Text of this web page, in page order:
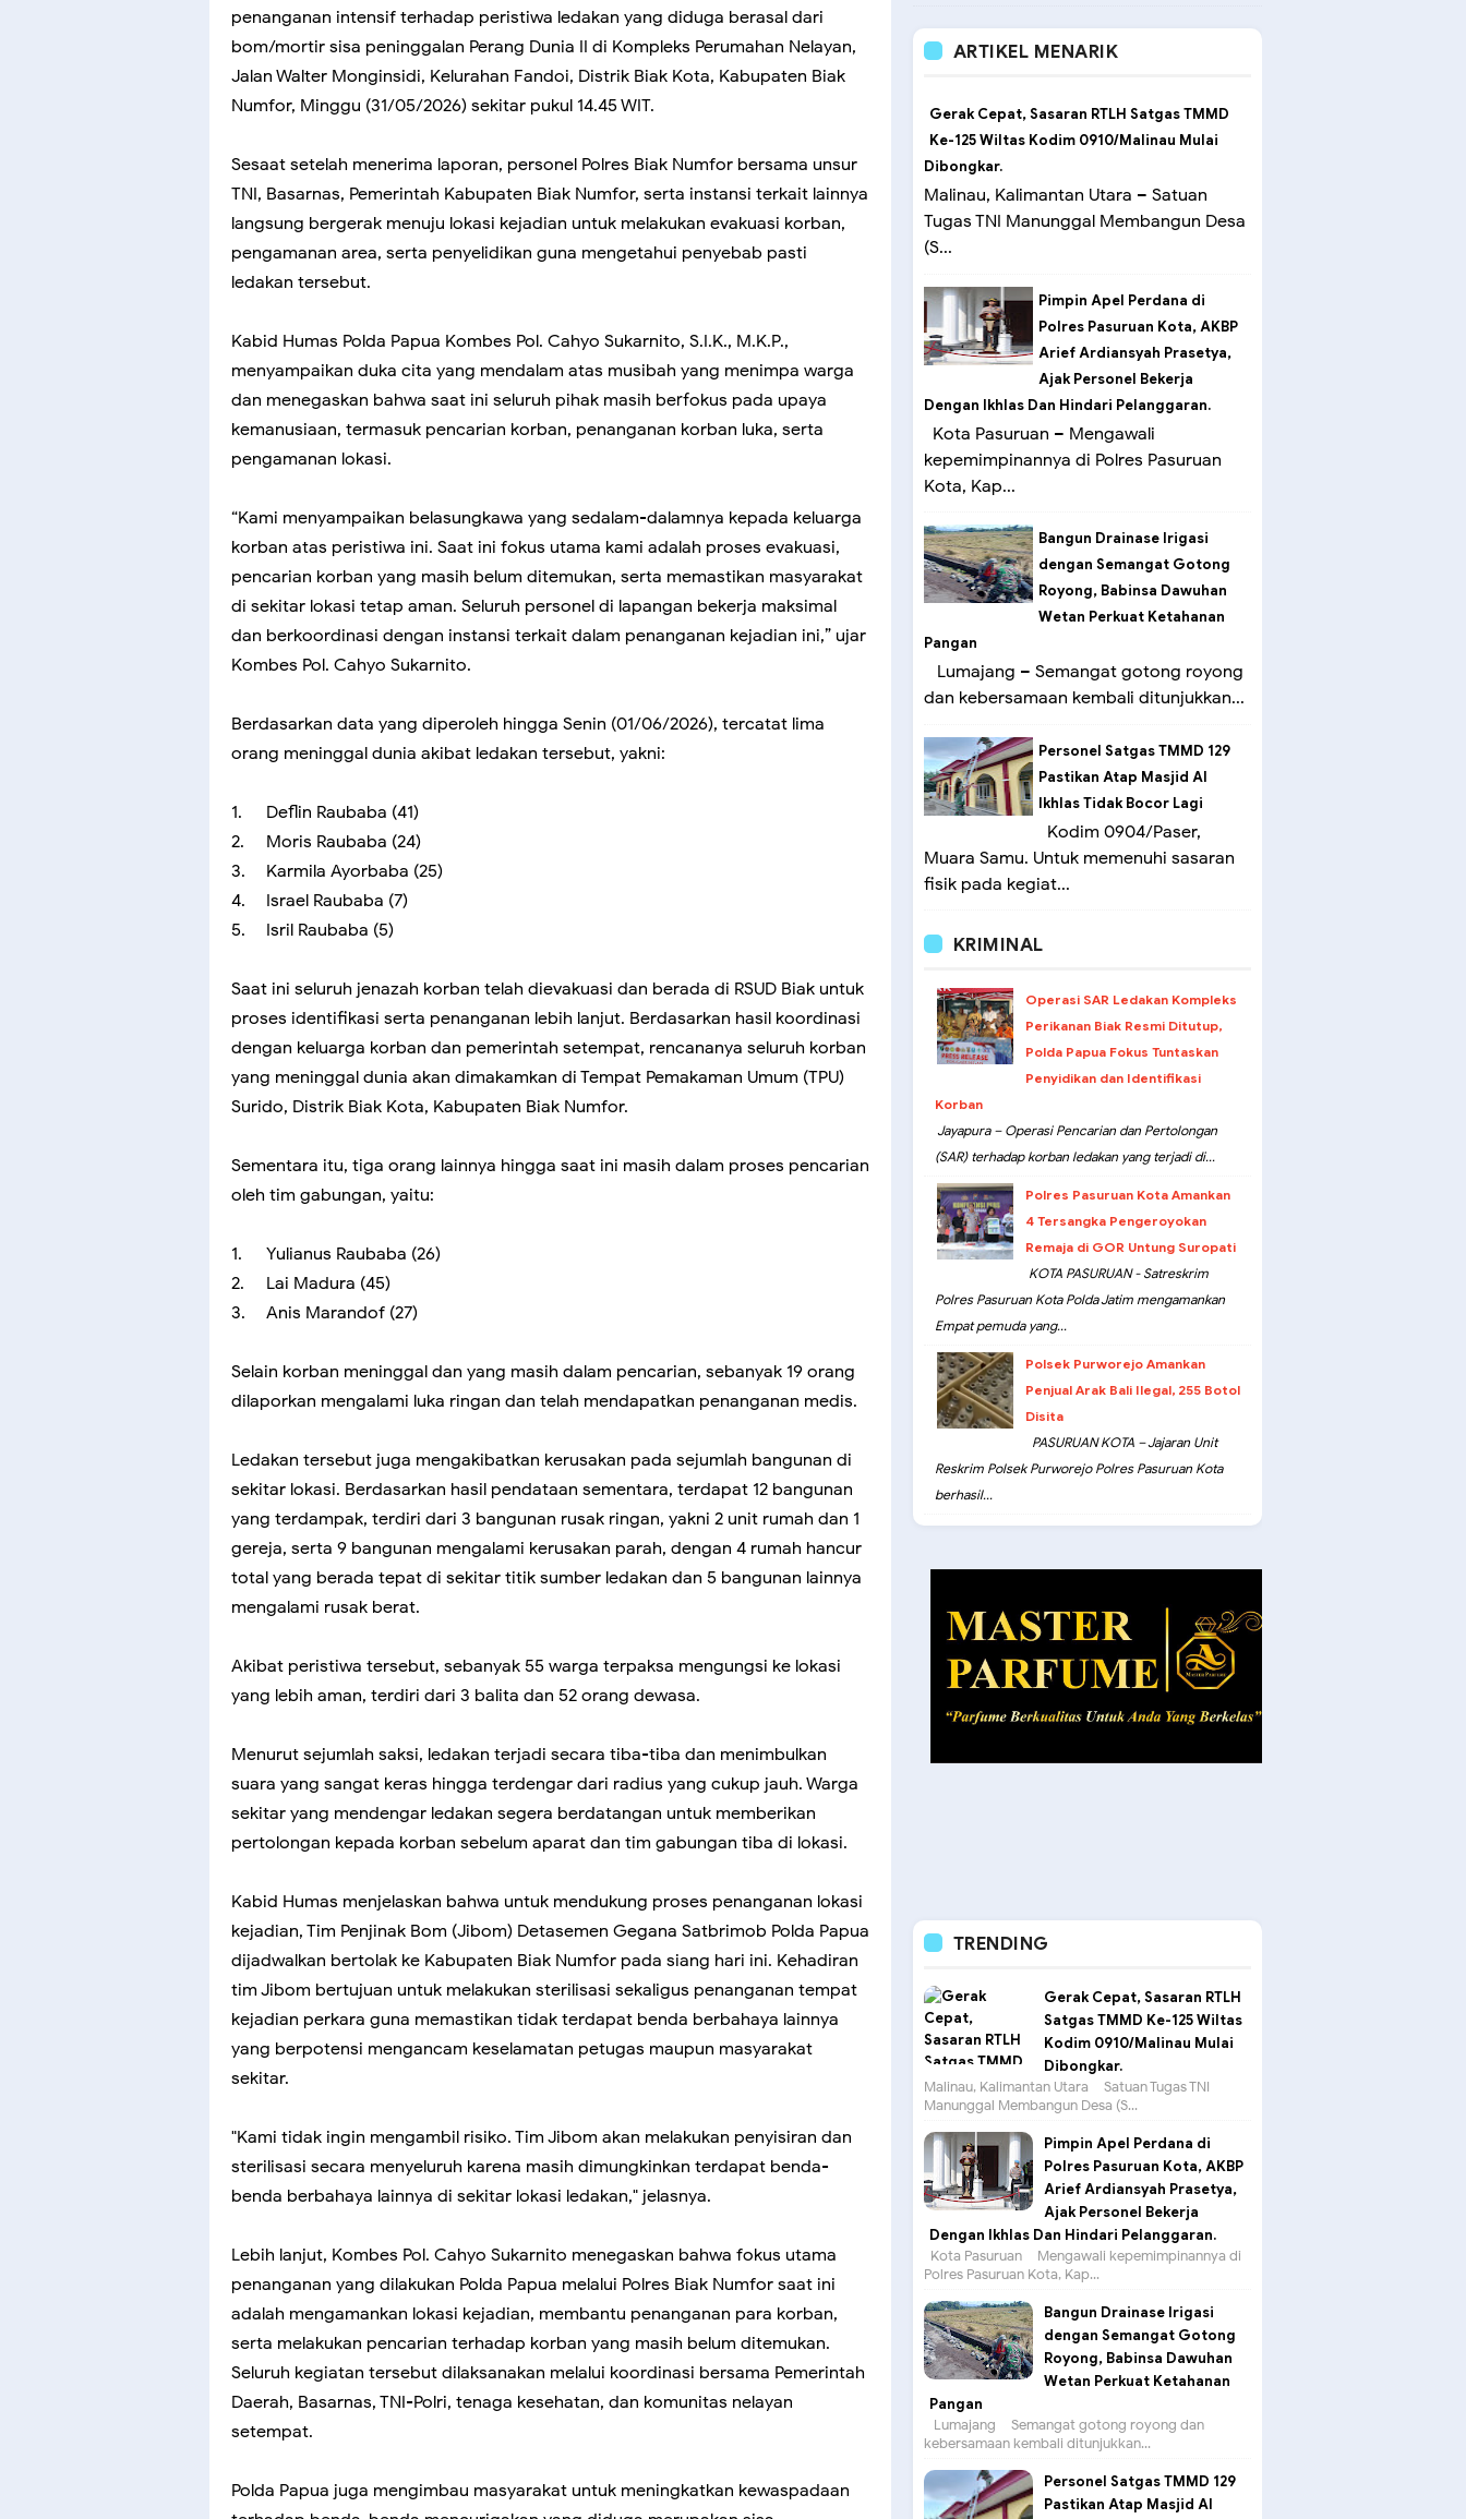
penanganan intensif terhadap peristiwa ledakan yang diduga berasal dari
bom/mortir sisa peninggalan Perang Dunia II di Kompleks Perumahan Nelayan,
Jalan Walter Monginsidi, Kelurahan Fandoi, Distrik Biak Kota, Kabupaten Biak
Numfor, Minggu (31/05/2026) sekitar pukul 14.45 WIT.
Sesaat setelah menerima laporan, personel Polres Biak Numfor bersama unsur
TNI, Basarnas, Pemerintah Kabupaten Biak Numfor, serta instansi terkait lainnya
langsung bergerak menuju lokasi kejadian untuk melakukan evakuasi korban,
pengamanan area, serta penyelidikan guna mengetahui penyebab pasti
ledakan tersebut.
Kabid Humas Polda Papua Kombes Pol. Cahyo Sukarnito, S.I.K., M.K.P.,
menyampaikan duka cita yang mendalam atas musibah yang menimpa warga
dan menegaskan bahwa saat ini seluruh pihak masih berfokus pada upaya
kemanusiaan, termasuk pencarian korban, penanganan korban luka, serta
pengamanan lokasi.
“Kami menyampaikan belasungkawa yang sedalam-dalamnya kepada keluarga
korban atas peristiwa ini. Saat ini fokus utama kami adalah proses evakuasi,
pencarian korban yang masih belum ditemukan, serta memastikan masyarakat
di sekitar lokasi tetap aman. Seluruh personel di lapangan bekerja maksimal
dan berkoordinasi dengan instansi terkait dalam penanganan kejadian ini,” ujar
Kombes Pol. Cahyo Sukarnito.
Berdasarkan data yang diperoleh hingga Senin (01/06/2026), tercatat lima
orang meninggal dunia akibat ledakan tersebut, yakni:
1.
Deflin Raubaba (41)
2.
Moris Raubaba (24)
3.
Karmila Ayorbaba (25)
4.
Israel Raubaba (7)
5.
Isril Raubaba (5)
Saat ini seluruh jenazah korban telah dievakuasi dan berada di RSUD Biak untuk
proses identifikasi serta penanganan lebih lanjut. Berdasarkan hasil koordinasi
dengan keluarga korban dan pemerintah setempat, rencananya seluruh korban
yang meninggal dunia akan dimakamkan di Tempat Pemakaman Umum (TPU)
Surido, Distrik Biak Kota, Kabupaten Biak Numfor.
Sementara itu, tiga orang lainnya hingga saat ini masih dalam proses pencarian
oleh tim gabungan, yaitu:
1.
Yulianus Raubaba (26)
2.
Lai Madura (45)
3.
Anis Marandof (27)
Selain korban meninggal dan yang masih dalam pencarian, sebanyak 19 orang
dilaporkan mengalami luka ringan dan telah mendapatkan penanganan medis.
Ledakan tersebut juga mengakibatkan kerusakan pada sejumlah bangunan di
sekitar lokasi. Berdasarkan hasil pendataan sementara, terdapat 12 bangunan
yang terdampak, terdiri dari 3 bangunan rusak ringan, yakni 2 unit rumah dan 1
gereja, serta 9 bangunan mengalami kerusakan parah, dengan 4 rumah hancur
total yang berada tepat di sekitar titik sumber ledakan dan 5 bangunan lainnya
mengalami rusak berat.
Akibat peristiwa tersebut, sebanyak 55 warga terpaksa mengungsi ke lokasi
yang lebih aman, terdiri dari 3 balita dan 52 orang dewasa.
Menurut sejumlah saksi, ledakan terjadi secara tiba-tiba dan menimbulkan
suara yang sangat keras hingga terdengar dari radius yang cukup jauh. Warga
sekitar yang mendengar ledakan segera berdatangan untuk memberikan
pertolongan kepada korban sebelum aparat dan tim gabungan tiba di lokasi.
Kabid Humas menjelaskan bahwa untuk mendukung proses penanganan lokasi
kejadian, Tim Penjinak Bom (Jibom) Detasemen Gegana Satbrimob Polda Papua
dijadwalkan bertolak ke Kabupaten Biak Numfor pada siang hari ini. Kehadiran
tim Jibom bertujuan untuk melakukan sterilisasi sekaligus penanganan tempat
kejadian perkara guna memastikan tidak terdapat benda berbahaya lainnya
yang berpotensi mengancam keselamatan petugas maupun masyarakat
sekitar.
"Kami tidak ingin mengambil risiko. Tim Jibom akan melakukan penyisiran dan
sterilisasi secara menyeluruh karena masih dimungkinkan terdapat benda-
benda berbahaya lainnya di sekitar lokasi ledakan," jelasnya.
Lebih lanjut, Kombes Pol. Cahyo Sukarnito menegaskan bahwa fokus utama
penanganan yang dilakukan Polda Papua melalui Polres Biak Numfor saat ini
adalah mengamankan lokasi kejadian, membantu penanganan para korban,
serta melakukan pencarian terhadap korban yang masih belum ditemukan.
Seluruh kegiatan tersebut dilaksanakan melalui koordinasi bersama Pemerintah
Daerah, Basarnas, TNI-Polri, tenaga kesehatan, dan komunitas nelayan
setempat.
Polda Papua juga mengimbau masyarakat untuk meningkatkan kewaspadaan
ARTIKEL MENARIK
Gerak Cepat, Sasaran RTLH Satgas TMMD
Ke-125 Wiltas Kodim 0910/Malinau Mulai
Dibongkar.
Malinau, Kalimantan Utara – Satuan
Tugas TNI Manunggal Membangun Desa
(S...
Pimpin Apel Perdana di
Polres Pasuruan Kota, AKBP
Arief Ardiansyah Prasetya,
Ajak Personel Bekerja
Dengan Ikhlas Dan Hindari Pelanggaran.
Kota Pasuruan – Mengawali
kepemimpinannya di Polres Pasuruan
Kota, Kap...
Bangun Drainase Irigasi
dengan Semangat Gotong
Royong, Babinsa Dawuhan
Wetan Perkuat Ketahanan
Pangan
Lumajang – Semangat gotong royong
dan kebersamaan kembali ditunjukkan...
Personel Satgas TMMD 129
Pastikan Atap Masjid Al
Ikhlas Tidak Bocor Lagi
Kodim 0904/Paser,
Muara Samu. Untuk memenuhi sasaran
fisik pada kegiat...
KRIMINAL
Operasi SAR Ledakan Kompleks
Perikanan Biak Resmi Ditutup,
Polda Papua Fokus Tuntaskan
Penyidikan dan Identifikasi
Korban
Jayapura – Operasi Pencarian dan Pertolongan
(SAR) terhadap korban ledakan yang terjadi di...
Polres Pasuruan Kota Amankan
4 Tersangka Pengeroyokan
Remaja di GOR Untung Suropati
KOTA PASURUAN - Satreskrim
Polres Pasuruan Kota Polda Jatim mengamankan
Empat pemuda yang...
Polsek Purworejo Amankan
Penjual Arak Bali Ilegal, 255 Botol
Disita
PASURUAN KOTA – Jajaran Unit
Reskrim Polsek Purworejo Polres Pasuruan Kota
berhasil...
TRENDING
Gerak Cepat, Sasaran RTLH
Satgas TMMD Ke-125 Wiltas
Kodim 0910/Malinau Mulai
Dibongkar.
Malinau, Kalimantan Utara – Satuan Tugas TNI
Manunggal Membangun Desa (S...
Pimpin Apel Perdana di
Polres Pasuruan Kota, AKBP
Arief Ardiansyah Prasetya,
Ajak Personel Bekerja
Dengan Ikhlas Dan Hindari Pelanggaran.
Kota Pasuruan – Mengawali kepemimpinannya di
Polres Pasuruan Kota, Kap...
Bangun Drainase Irigasi
dengan Semangat Gotong
Royong, Babinsa Dawuhan
Wetan Perkuat Ketahanan
Pangan
Lumajang – Semangat gotong royong dan
kebersamaan kembali ditunjukkan...
Personel Satgas TMMD 129
Pastikan Atap Masjid Al